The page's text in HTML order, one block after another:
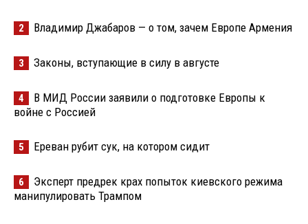
2 Владимир Джабаров — о том, зачем Европе Армения
3 Законы, вступающие в силу в августе
4
В МИД России заявили о подготовке Европы к
войне с Россией
5 Ереван рубит сук, на котором сидит
6
Эксперт предрек крах попыток киевского режима
манипулировать Трампом